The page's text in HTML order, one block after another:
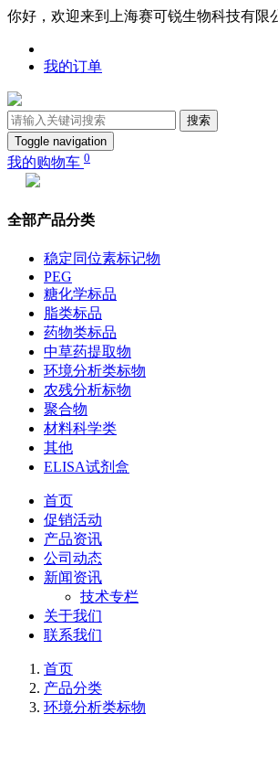
你好，欢迎来到上海赛可锐生物科技有限
我的订单
搜索
Toggle navigation
我的购物车 0
全部产品分类
稳定同位素标记物
PEG
糖化学标品
脂类标品
药物类标品
中草药提取物
环境分析类标物
农残分析标物
聚合物
材料科学类
其他
ELISA试剂盒
首页
促销活动
产品资讯
公司动态
新闻资讯
技术专栏
关于我们
联系我们
首页
产品分类
环境分析类标物